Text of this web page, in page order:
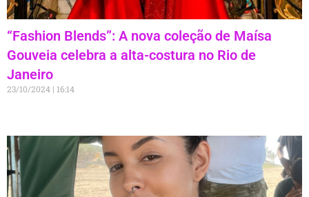
“Fashion Blends”: A nova coleção de Maísa
Gouveia celebra a alta-costura no Rio de
Janeiro
23/10/2024 16:14